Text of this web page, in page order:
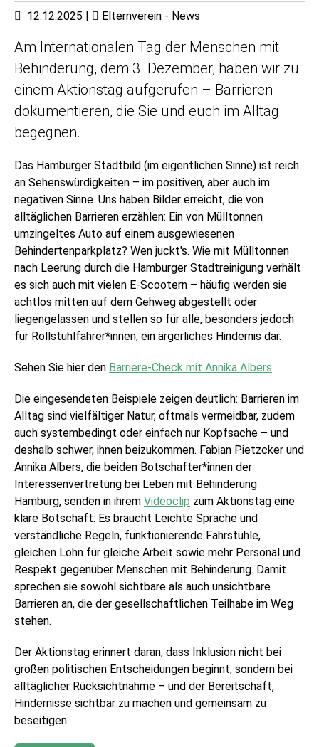
12.12.2025 | Elternverein - News
Am Internationalen Tag der Menschen mit
Behinderung, dem 3. Dezember, haben wir zu
einem Aktionstag aufgerufen – Barrieren
dokumentieren, die Sie und euch im Alltag
begegnen.
Das Hamburger Stadtbild (im eigentlichen Sinne) ist reich
an Sehenswürdigkeiten – im positiven, aber auch im
negativen Sinne. Uns haben Bilder erreicht, die von
alltäglichen Barrieren erzählen: Ein von Mülltonnen
umzingeltes Auto auf einem ausgewiesenen
Behindertenparkplatz? Wen juckt's. Wie mit Mülltonnen
nach Leerung durch die Hamburger Stadtreinigung verhält
es sich auch mit vielen E-Scootern – häufig werden sie
achtlos mitten auf dem Gehweg abgestellt oder
liegengelassen und stellen so für alle, besonders jedoch
für Rollstuhlfahrer*innen, ein ärgerliches Hindernis dar.
Sehen Sie hier den Barriere-Check mit Annika Albers.
Die eingesendeten Beispiele zeigen deutlich: Barrieren im
Alltag sind vielfältiger Natur, oftmals vermeidbar, zudem
auch systembedingt oder einfach nur Kopfsache – und
deshalb schwer, ihnen beizukommen. Fabian Pietzcker und
Annika Albers, die beiden Botschafter*innen der
Interessenvertretung bei Leben mit Behinderung
Hamburg, senden in ihrem Videoclip zum Aktionstag eine
klare Botschaft: Es braucht Leichte Sprache und
verständliche Regeln, funktionierende Fahrstühle,
gleichen Lohn für gleiche Arbeit sowie mehr Personal und
Respekt gegenüber Menschen mit Behinderung. Damit
sprechen sie sowohl sichtbare als auch unsichtbare
Barrieren an, die der gesellschaftlichen Teilhabe im Weg
stehen.
Der Aktionstag erinnert daran, dass Inklusion nicht bei
großen politischen Entscheidungen beginnt, sondern bei
alltäglicher Rücksichtnahme – und der Bereitschaft,
Hindernisse sichtbar zu machen und gemeinsam zu
beseitigen.